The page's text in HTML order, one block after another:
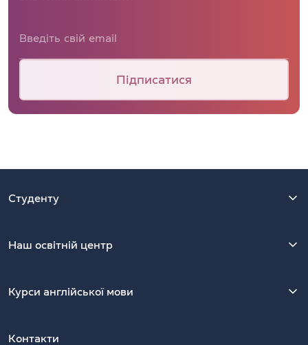
Підписатися
Студенту
Наш освітній центр
Курси англійської мови
Контакти